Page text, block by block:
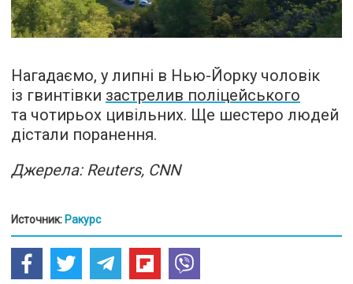
Нагадаємо, у липні в Нью-Йорку чоловік
із гвинтівки застрелив поліцейського
та чотирьох цивільних. Ще шестеро людей
дістали поранення.
Джерела: Reuters, CNN
Источник: Ракурс